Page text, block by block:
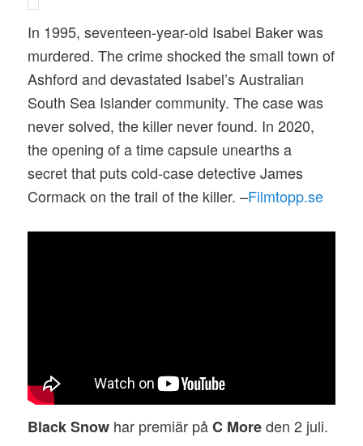
In 1995, seventeen-year-old Isabel Baker was
murdered. The crime shocked the small town of
Ashford and devastated Isabel’s Australian
South Sea Islander community. The case was
never solved, the killer never found. In 2020,
the opening of a time capsule unearths a
secret that puts cold-case detective James
Cormack on the trail of the killer. –Filmtopp.se
Black Snow har premiär påC Moreden 2 juli.